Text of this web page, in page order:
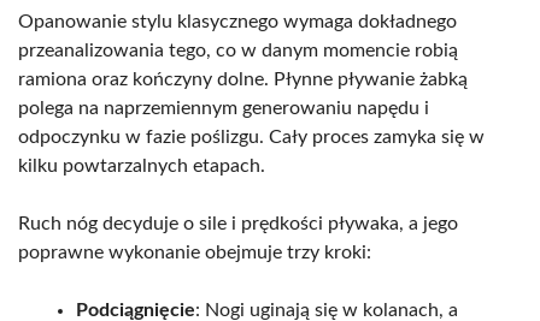
Opanowanie stylu klasycznego wymaga dokładnego
przeanalizowania tego, co w danym momencie robią
ramiona oraz kończyny dolne. Płynne pływanie żabką
polega na naprzemiennym generowaniu napędu i
odpoczynku w fazie poślizgu. Cały proces zamyka się w
kilku powtarzalnych etapach.
Ruch nóg decyduje o sile i prędkości pływaka, a jego
poprawne wykonanie obejmuje trzy kroki:
Podciągnięcie: Nogi uginają się w kolanach, a